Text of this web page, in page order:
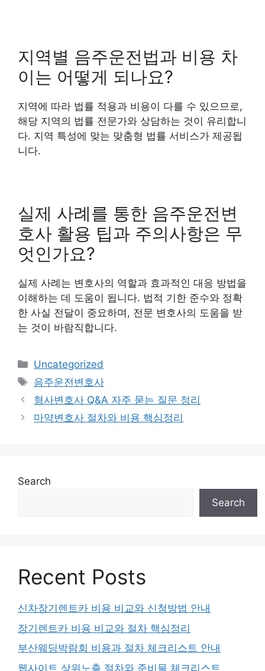
지역별 음주운전법과 비용 차
이는 어떻게 되나요?
지역에 따라 법률 적용과 비용이 다를 수 있으므로,
해당 지역의 법률 전문가와 상담하는 것이 유리합니
다. 지역 특성에 맞는 맞춤형 법률 서비스가 제공됩
니다.
실제 사례를 통한 음주운전변
호사 활용 팁과 주의사항은 무
엇인가요?
실제 사례는 변호사의 역할과 효과적인 대응 방법을
이해하는 데 도움이 됩니다. 법적 기한 준수와 정확
한 사실 전달이 중요하며, 전문 변호사의 도움을 받
는 것이 바람직합니다.
Categories
Uncategorized
Tags
음주운전변호사
형사변호사 Q&A 자주 묻는 질문 정리
마약변호사 절차와 비용 핵심정리
Search
Search
Recent Posts
신차장기렌트카 비용 비교와 신청방법 안내
장기렌트카 비용 비교와 절차 핵심정리
부산웨딩박람회 비용과 절차 체크리스트 안내
웹사이트 상위노출 절차와 준비물 체크리스트